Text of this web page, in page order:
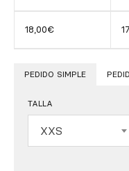
18,00€
PEDIDO SIMPLE
TALLA
XXS